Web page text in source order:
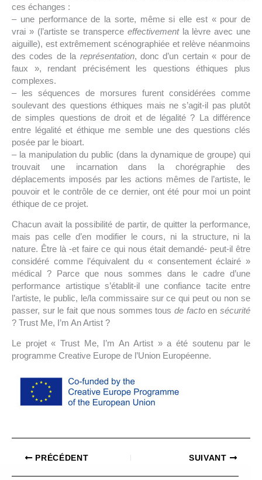
ces échanges :
– une performance de la sorte, même si elle est « pour de
vrai » (l’artiste se transperce effectivementla lèvre avec une
aiguille), est extrêmement scénographiée et relève néanmoins
des codes de la représentation, donc d’un certain « pour de
faux », rendant précisément les questions éthiques plus
complexes.
– les séquences de morsures furent considérées comme
soulevant des questions éthiques mais ne s’agit-il pas plutôt
de simples questions de droit et de légalité ? La différence
entre légalité et éthique me semble une des questions clés
posée par le bioart.
– la manipulation du public (dans la dynamique de groupe) qui
trouvait une incarnation dans la chorégraphie des
déplacements imposés par les actions mêmes de l’artiste, le
pouvoir et le contrôle de ce dernier, ont été pour moi un point
éthique de ce projet.
Chacun avait la possibilité de partir, de quitter la performance,
mais pas celle d’en modifier le cours, ni la structure, ni la
nature. Être là -et faire ce qui nous était demandé- peut-il être
considéré comme l’équivalent du « consentement éclairé »
médical ? Parce que nous sommes dans le cadre d’une
performance artistique s’établit-il une confiance tacite entre
l’artiste, le public, le/la commissaire sur ce qui peut ou non se
passer, sur le fait que nous sommes tousde factoensécurité
? Trust Me, I’m An Artist ?
Le projet « Trust Me, I’m An Artist » a été soutenu par le
programme Creative Europe de l’Union Européenne.
PRÉCÉDENT SUIVANT